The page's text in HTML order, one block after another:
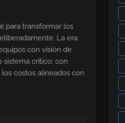
para transformar los
La era
con visión de
crítico: con
costos alineados con